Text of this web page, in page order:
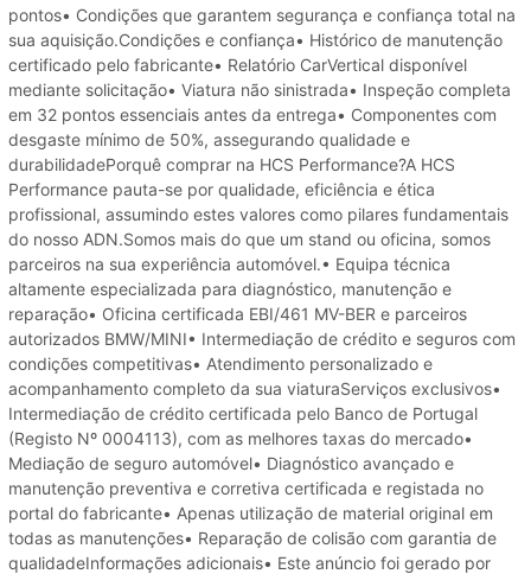
pontos• Condições que garantem segurança e confiança total na
sua aquisição.Condições e confiança• Histórico de manutenção
certificado pelo fabricante• Relatório CarVertical disponível
mediante solicitação• Viatura não sinistrada• Inspeção completa
em 32 pontos essenciais antes da entrega• Componentes com
desgaste mínimo de 50%, assegurando qualidade e
durabilidadePorquê comprar na HCS Performance?A HCS
Performance pauta-se por qualidade, eficiência e ética
profissional, assumindo estes valores como pilares fundamentais
do nosso ADN.Somos mais do que um stand ou oficina, somos
parceiros na sua experiência automóvel.• Equipa técnica
altamente especializada para diagnóstico, manutenção e
reparação• Oficina certificada EBI/461 MV-BER e parceiros
autorizados BMW/MINI• Intermediação de crédito e seguros com
condições competitivas• Atendimento personalizado e
acompanhamento completo da sua viaturaServiços exclusivos•
Intermediação de crédito certificada pelo Banco de Portugal
(Registo Nº 0004113), com as melhores taxas do mercado•
Mediação de seguro automóvel• Diagnóstico avançado e
manutenção preventiva e corretiva certificada e registada no
portal do fabricante• Apenas utilização de material original em
todas as manutenções• Reparação de colisão com garantia de
qualidadeInformações adicionais• Este anúncio foi gerado por